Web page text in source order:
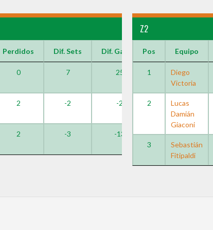
Perdidos Dif. Sets Dif. Games
0 7 25
2 -2 -2
2 -3 -13
Z2
Pos Equipo
1
Diego
Victoria
2
Lucas
Damián
Giaconi
3
Sebastián
Fitipaldi